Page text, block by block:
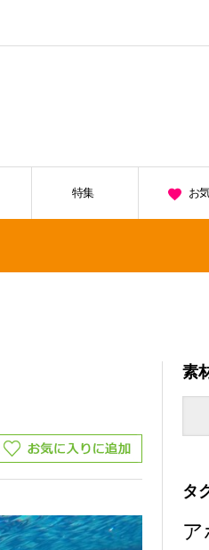
特集 お
素
タ
ア